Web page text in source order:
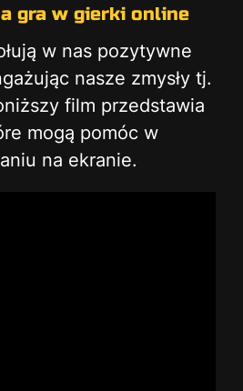
gra w gierki online
w nas pozytywne
nasze zmysły tj.
film przedstawia
mogą pomóc w
na ekranie.